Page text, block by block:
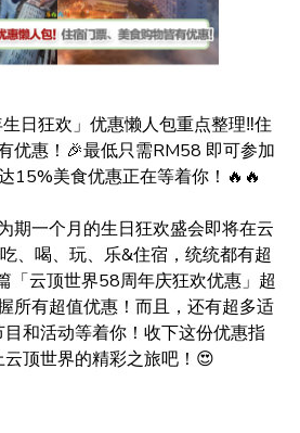
日狂欢」优惠懒人包重点整理‼️住
优惠！🎉最低只需RM58 即可参加
15%美食优惠正在等着你！🔥🔥
期一个月的生日狂欢盛会即将在云
、喝、玩、乐&住宿，统统都有超
「云顶世界58周年庆狂欢优惠」超
所有超值优惠！而且，还有超多适
和活动等着你！收下这份优惠指
顶世界的精彩之旅吧！😍